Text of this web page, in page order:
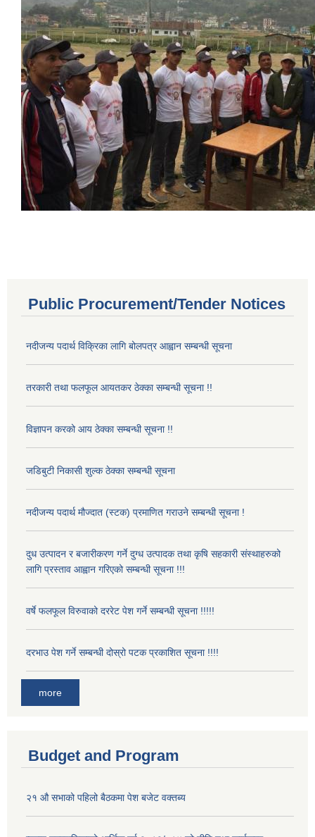
Public Procurement/Tender Notices
नदीजन्य पदार्थ विक्रिका लागि बोलपत्र आह्वान सम्बन्धी सूचना
तरकारी तथा फलफूल आयतकर ठेक्का सम्बन्धी सूचना !!
विज्ञापन करको आय ठेक्का सम्बन्धी सूचना !!
जडिबुटी निकासी शुल्क ठेक्का सम्बन्धी सूचना
नदीजन्य पदार्थ मौज्दात (स्टक) प्रमाणित गराउने सम्बन्धी सूचना !
दुध उत्पादन र बजारीकरण गर्ने दुग्ध उत्पादक तथा कृषि सहकारी संस्थाहरुको
लागि प्रस्ताव आह्वान गरिएको सम्बन्धी सूचना !!!
वर्षे फलफूल विरुवाको दररेट पेश गर्ने सम्बन्धी सूचना !!!!!
दरभाउ पेश गर्ने सम्बन्धी दोस्रो पटक प्रकाशित सूचना !!!!
more
Budget and Program
२१ औ सभाको पहिलो बैठकमा पेश बजेट वक्तब्य